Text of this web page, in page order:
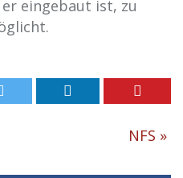
eingebaut ist, zu
NFS »